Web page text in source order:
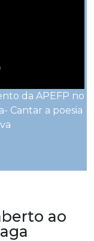
da APEFP no
Cantar a poesia
ao